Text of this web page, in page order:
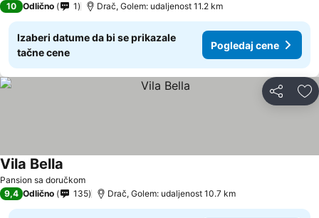
10 Odlično 1 Drač, Golem: udaljenost 11.2 km
Izaberi datume da bi se prikazale
tačne cene
Pogledaj cene
Deli
Pansion sa doručkom
Vila Bella
9,4 Odlično 135 Drač, Golem: udaljenost 10.7 km